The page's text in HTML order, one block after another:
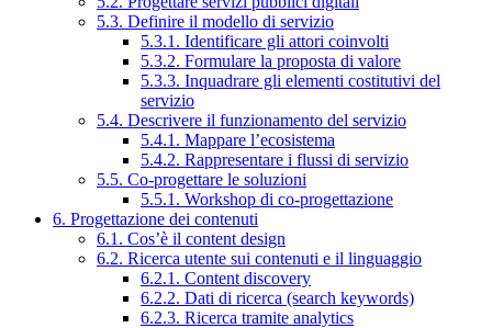
5.3. Definire il modello di servizio
5.3.1. Identificare gli attori coinvolti
5.3.2. Formulare la proposta di valore
5.3.3. Inquadrare gli elementi costitutivi del
servizio
5.4. Descrivere il funzionamento del servizio
5.4.1. Mappare l’ecosistema
5.4.2. Rappresentare i flussi di servizio
5.5. Co-progettare le soluzioni
5.5.1. Workshop di co-progettazione
6. Progettazione dei contenuti
6.1. Cos’è il content design
6.2. Ricerca utente sui contenuti e il linguaggio
6.2.1. Content discovery
6.2.2. Dati di ricerca (search keywords)
6.2.3. Ricerca tramite analytics